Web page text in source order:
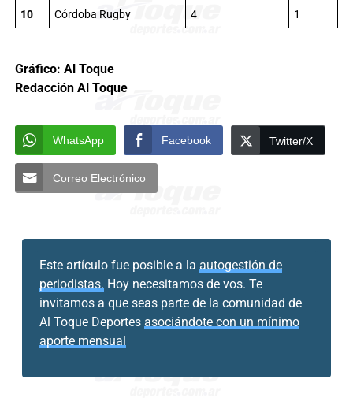
10 Córdoba Rugby 4 1
Gráfico: Al Toque
Redacción Al Toque
WhatsApp Facebook Twitter/X
Correo Electrónico
Este artículo fue posible a la autogestión de
periodistas. Hoy necesitamos de vos. Te
invitamos a que seas parte de la comunidad de
Al Toque Deportes asociándote con un mínimo
aporte mensual